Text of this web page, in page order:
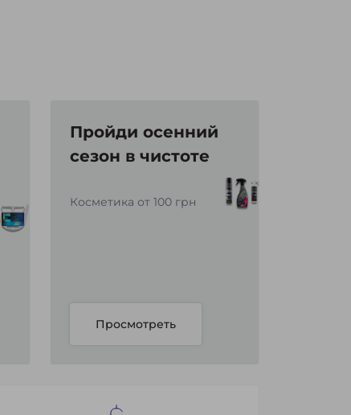
Пройди осенний
сезон в чистоте
Косметика от 100 грн
Просмотреть